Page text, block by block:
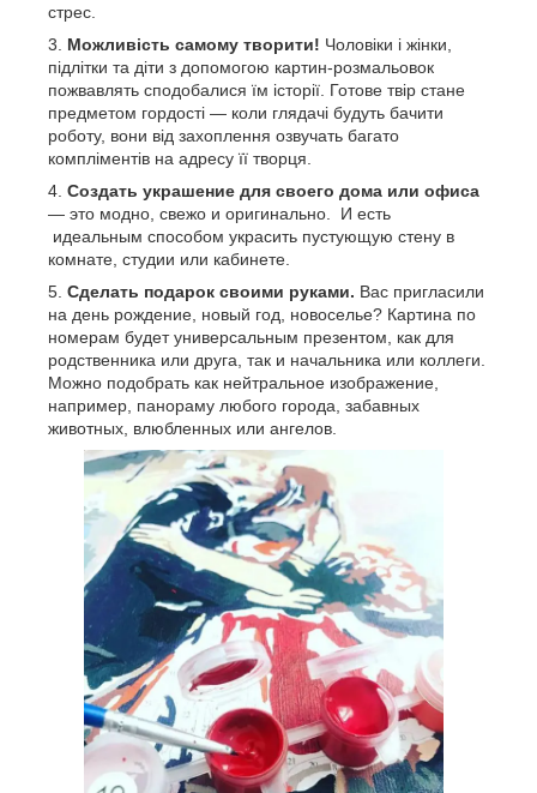
стрес.
Можливість самому творити! Чоловіки і жінки,
підлітки та діти з допомогою картин-розмальовок
пожвавлять сподобалися їм історії. Готове твір стане
предметом гордості — коли глядачі будуть бачити
роботу, вони від захоплення озвучать багато
компліментів на адресу її творця.
Создать украшение для своего дома или офиса
— это модно, свежо и оригинально. И есть
идеальным способом украсить пустующую стену в
комнате, студии или кабинете.
Сделать подарок своими руками. Вас пригласили
на день рождение, новый год, новоселье? Картина по
номерам будет универсальным презентом, как для
родственника или друга, так и начальника или коллеги.
Можно подобрать как нейтральное изображение,
например, панораму любого города, забавных
животных, влюбленных или ангелов.